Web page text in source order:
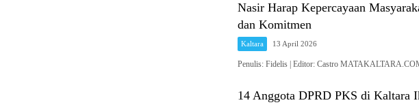
Nasir Harap Kepercayaan
dan Komitmen
Kaltara 13 April 2026
Penulis: Fidelis | Editor: Castro
14 Anggota DPRD PKS di Kaltara